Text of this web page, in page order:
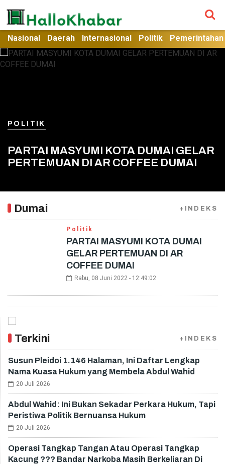
Nasional Daerah Internasional Politik Pemerintahan
POLITIK
PARTAI MASYUMI KOTA DUMAI GELAR
PERTEMUAN DI AR COFFEE DUMAI
Dumai +INDEKS
Politik
PARTAI MASYUMI KOTA DUMAI
GELAR PERTEMUAN DI AR
COFFEE DUMAI
Rabu, 08 Juni 2022 - 12:49:02
Terkini +INDEKS
Susun Pleidoi 1.146 Halaman, Ini Daftar Lengkap
Nama Kuasa Hukum yang Membela Abdul Wahid
20 Juli 2026
Abdul Wahid: Ini Bukan Sekadar Perkara Hukum, Tapi
Peristiwa Politik Bernuansa Hukum
20 Juli 2026
Operasi Tangkap Tangan Atau Operasi Tangkap
Kacung ??? Bandar Narkoba Masih Berkeliaran Di